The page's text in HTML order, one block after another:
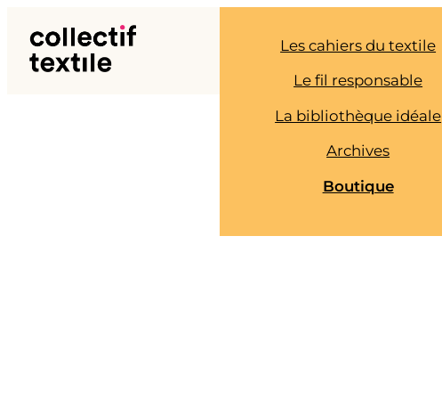
contenu
Les cahiers du textile
Le fil responsable
La bibliothèque idéale
Archives
Boutique